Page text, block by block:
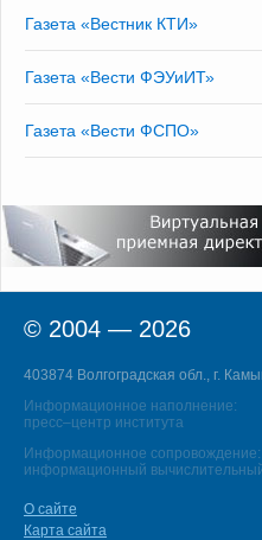
Газета «Вестник КТИ»
Газета «Вести ФЭУиИТ»
Газета «Вести ФСПО»
© 2004 — 2026
403874 Волгоградская обл., г.
Информационное наполнение:
пресс–центр института
Информационное сопровождение:
информационный
О сайте
Карта сайта